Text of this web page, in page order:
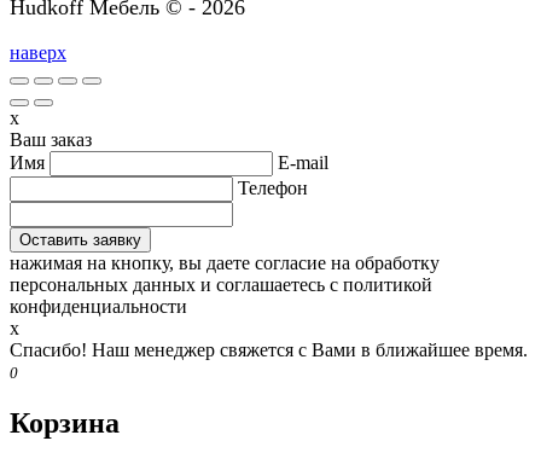
Hudkoff Мебель © - 2026
наверх
x
Ваш заказ
Имя
E-mail
Телефон
нажимая на кнопку, вы даете согласие на обработку
персональных данных и соглашаетесь c политикой
конфиденциальности
x
Спасибо! Наш менеджер свяжется с Вами в ближайшее время.
0
Корзина